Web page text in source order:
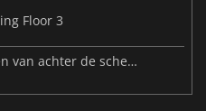
Floor 3
Killing Floor 3 onthult beelden van achter de schermen